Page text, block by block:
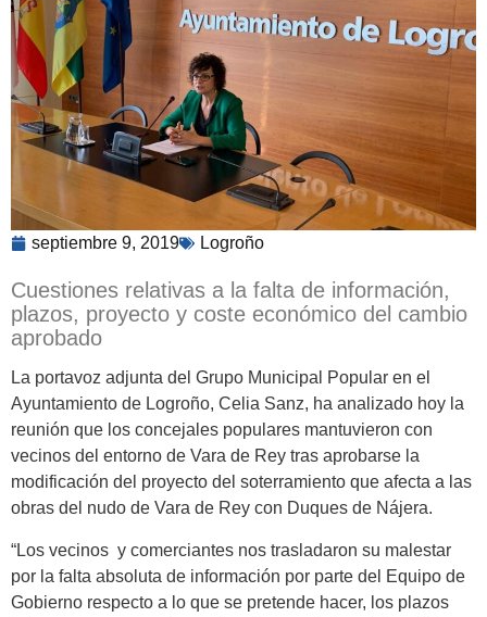
septiembre 9, 2019 Logroño
Cuestiones relativas a la falta de información,
plazos, proyecto y coste económico del cambio
aprobado
La portavoz adjunta del Grupo Municipal Popular en el
Ayuntamiento de Logroño, Celia Sanz, ha analizado hoy la
reunión que los concejales populares mantuvieron con
vecinos del entorno de Vara de Rey tras aprobarse la
modificación del proyecto del soterramiento que afecta a las
obras del nudo de Vara de Rey con Duques de Nájera.
“Los vecinos y comerciantes nos trasladaron su malestar
por la falta absoluta de información por parte del Equipo de
Gobierno respecto a lo que se pretende hacer, los plazos